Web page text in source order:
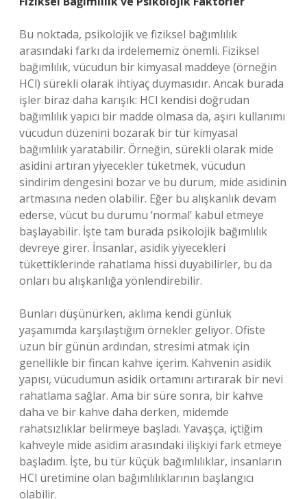
Bu noktada, psikolojik ve fiziksel bağımlılık
arasındaki farkı da irdelememiz önemli. Fiziksel
bağımlılık, vücudun bir kimyasal maddeye (örneğin
HCl) sürekli olarak ihtiyaç duymasıdır. Ancak burada
işler biraz daha karışık: HCl kendisi doğrudan
bağımlılık yapıcı bir madde olmasa da, aşırı kullanımı
vücudun düzenini bozarak bir tür kimyasal
bağımlılık yaratabilir. Örneğin, sürekli olarak mide
asidini artıran yiyecekler tüketmek, vücudun
sindirim dengesini bozar ve bu durum, mide asidinin
artmasına neden olabilir. Eğer bu alışkanlık devam
ederse, vücut bu durumu ‘normal’ kabul etmeye
başlayabilir. İşte tam burada psikolojik bağımlılık
devreye girer. İnsanlar, asidik yiyecekleri
tükettiklerinde rahatlama hissi duyabilirler, bu da
onları bu alışkanlığa yönlendirebilir.
Bunları düşünürken, aklıma kendi günlük
yaşamımda karşılaştığım örnekler geliyor. Ofiste
uzun bir günün ardından, stresimi atmak için
genellikle bir fincan kahve içerim. Kahvenin asidik
yapısı, vücudumun asidik ortamını artırarak bir nevi
rahatlama sağlar. Ama bir süre sonra, bir kahve
daha ve bir kahve daha derken, midemde
rahatsızlıklar belirmeye başladı. Yavaşça, içtiğim
kahveyle mide asidim arasındaki ilişkiyi fark etmeye
başladım. İşte, bu tür küçük bağımlılıklar, insanların
HCl üretimine olan bağımlılıklarının başlangıcı
olabilir.